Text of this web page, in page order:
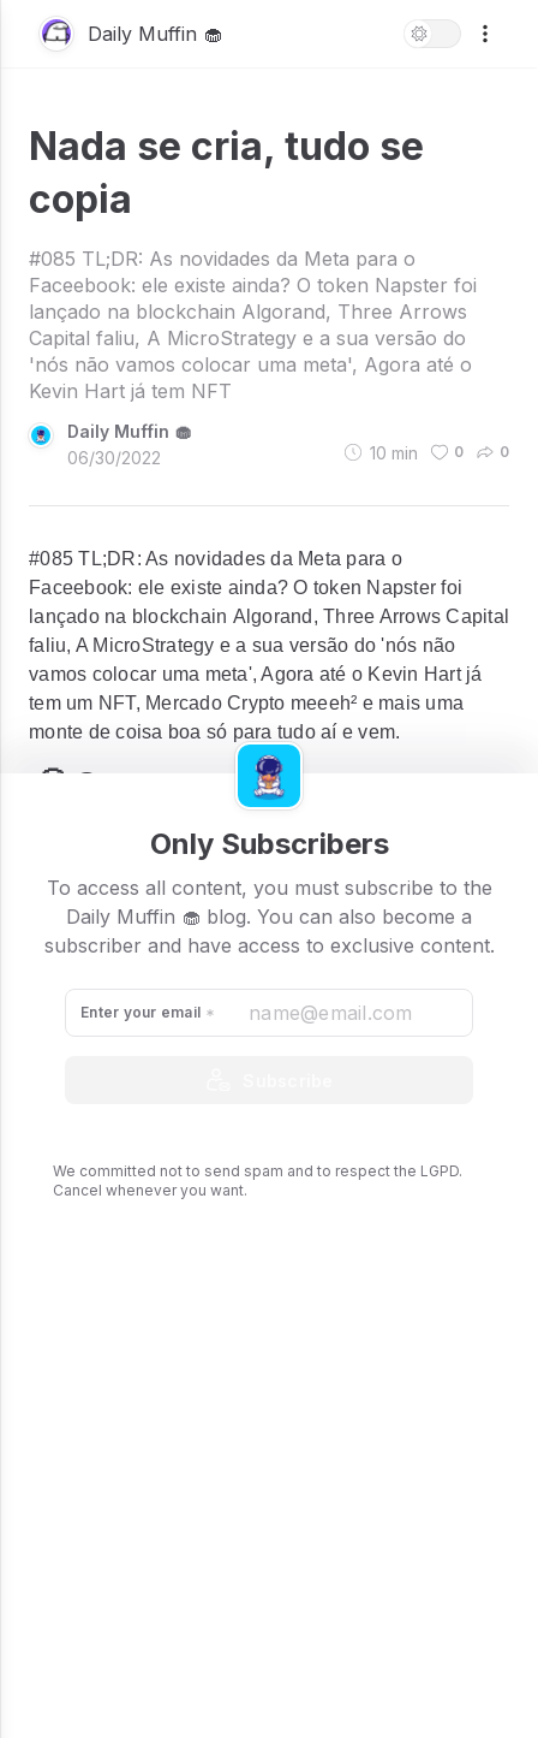
Daily Muffin 🧁
Nada se cria, tudo se
copia
#085 TL;DR: As novidades da Meta para o
Faceebook: ele existe ainda? O token Napster foi
lançado na blockchain Algorand, Three Arrows
Capital faliu, A MicroStrategy e a sua versão do
'nós não vamos colocar uma meta', Agora até o
Kevin Hart já tem NFT
Daily Muffin 🧁
06/30/2022
10 min 0 0
#085 TL;DR: As novidades da Meta para o
Faceebook: ele existe ainda? O token Napster foi
lançado na blockchain Algorand, Three Arrows Capital
faliu, A MicroStrategy e a sua versão do 'nós não
vamos colocar uma meta', Agora até o Kevin Hart já
tem um NFT, Mercado Crypto meeeh² e mais uma
monte de coisa boa só para tudo aí e vem.
😬 Crypto: meeeh²
Bitcoin
caminhando a passos largos para seu pior trimestre
dos últimos dez anos. Quanto mais os bancos centrais
mundo afora apertam as políticas monetárias, mais as
cryptos caem.O Bitcoin chegou a cair 4,46% hoje
negociado a $ 19.199,57, menor valor desde 19 de
junho.
As altcoins mais voláteis se saíram ainda
Only Subscribers
To access all content, you must subscribe to the
Daily Muffin 🧁 blog. You can also become a
subscriber and have access to exclusive content.
Enter your email
We committed not to send spam and to respect the LGPD.
Cancel whenever you want.